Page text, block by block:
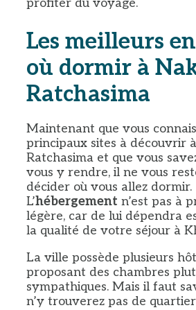
profiter du voyage.
Les meilleurs
où dormir à
Ratchasima
Maintenant que vous
principaux sites à découvrir
Ratchasima et que vous
vous y rendre, il ne vous
décider où vous allez dormir.
L’hébergement n’est pas à
légère, car de lui dépendra
la qualité de votre séjour à
La ville possède plusieurs
proposant des chambres
sympathiques. Mais il faut
n’y trouverez pas de